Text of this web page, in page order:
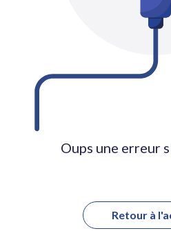
Oups une erreur
Retour à